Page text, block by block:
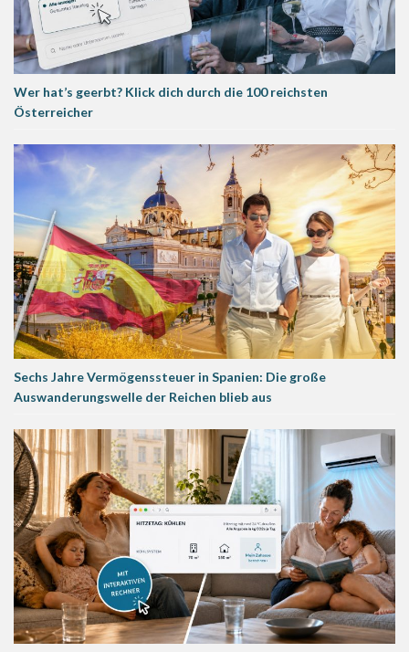
Wer hat’s geerbt? Klick dich durch die 100 reichsten
Österreicher
Sechs Jahre Vermögenssteuer in Spanien: Die große
Auswanderungswelle der Reichen blieb aus